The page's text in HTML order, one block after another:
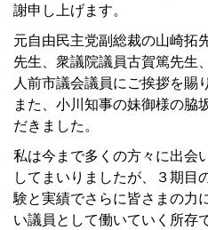
謝申し上げます。
元自由民主党副総裁の山崎拓
先生、衆議院議員古賀篤先生
人前市議会議員にご挨拶を賜
また、小川知事の妹御様の脇
だきました。
私は今まで多くの方々に出会
してまいりましたが、３期目
験と実績でさらに皆さまの力
い議員として働いていく所存